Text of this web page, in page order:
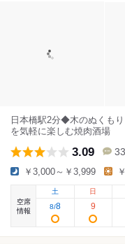
日本橋駅2分◆木のぬくも
を気軽に楽しむ焼肉酒場
3.09 33
￥3,000～￥3,999
空席
情報
土
8/8
日
9